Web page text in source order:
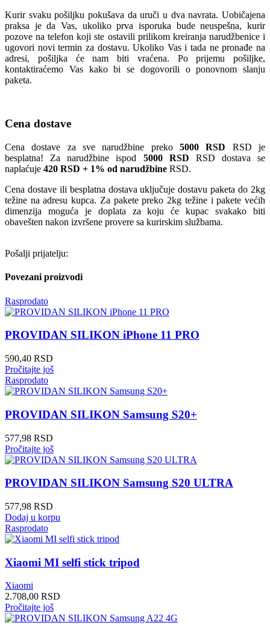
Kurir svaku pošiljku pokušava da uruči u dva navrata. Uobičajena
praksa je da Vas, ukoliko prva isporuka bude neuspešna, kurir
pozove na telefon koji ste ostavili prilikom kreiranja narudžbenice i
ugovori novi termin za dostavu. Ukoliko Vas i tada ne pronađe na
adresi, pošiljka će nam biti vraćena. Po prijemu pošiljke,
kontaktiraćemo Vas kako bi se dogovorili o ponovnom slanju
paketa.
Cena dostave
Cena dostave za sve narudžbine preko 5000 RSD RSD je
besplatna! Za narudžbine ispod 5000 RSD RSD dostava se
naplaćuje 420 RSD + 1% od narudžbine RSD.
Cena dostave ili besplatna dostava uključuje dostavu paketa do 2kg
težine na adresu kupca. Za pakete preko 2kg težine i pakete većih
dimenzija moguća je doplata za koju će kupac svakako biti
obavešten nakon izvršene provere sa kurirskim službama.
Pošalji prijatelju:
Povezani proizvodi
Rasprodato
PROVIDAN SILIKON iPhone 11 PRO
590,40 RSD
Pročitajte još
Rasprodato
PROVIDAN SILIKON Samsung S20+
577,98 RSD
Pročitajte još
PROVIDAN SILIKON Samsung S20 ULTRA
577,98 RSD
Dodaj u korpu
Rasprodato
Xiaomi MI selfi stick tripod
Xiaomi
2.708,00 RSD
Pročitajte još